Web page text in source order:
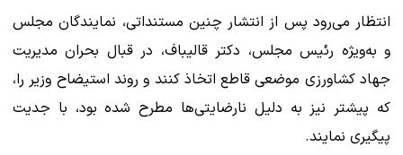
انتظار می‌رود پس از انتشار چنین مستنداتی، نمایندگان مجلس
و به‌ویژه رئیس مجلس، دکتر قالیباف، در قبال بحران مدیریت
جهاد کشاورزی موضعی قاطع اتخاذ کنند و روند استیضاح وزیر را،
که پیشتر نیز به دلیل نارضایتی‌ها مطرح شده بود، با جدیت
پیگیری نمایند.